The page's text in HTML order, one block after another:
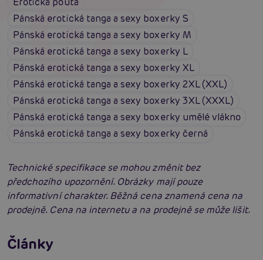
Pánská erotická tanga a sexy boxerky S
Pánská erotická tanga a sexy boxerky M
Pánská erotická tanga a sexy boxerky L
Pánská erotická tanga a sexy boxerky XL
Pánská erotická tanga a sexy boxerky 2XL (XXL)
Pánská erotická tanga a sexy boxerky 3XL (XXXL)
Pánská erotická tanga a sexy boxerky umělé vlákno
Pánská erotická tanga a sexy boxerky černá
Technické specifikace se mohou změnit bez
předchozího upozornění. Obrázky mají pouze
informativní charakter. Běžná cena znamená cena na
prodejně. Cena na internetu a na prodejně se může lišit.
Články
neodolatelně sexy
Číst více
Erotická inteligence: Příručka Sexiomů